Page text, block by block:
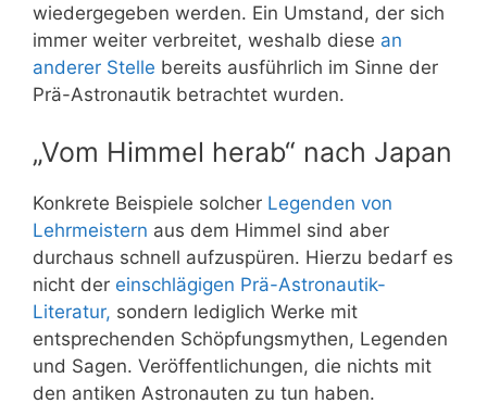
wiedergegeben werden. Ein Umstand, der sich
immer weiter verbreitet, weshalb diese an
anderer Stelle bereits ausführlich im Sinne der
Prä-Astronautik betrachtet wurden.
„Vom Himmel herab“ nach Japan
Konkrete Beispiele solcher Legenden von
Lehrmeistern aus dem Himmel sind aber
durchaus schnell aufzuspüren. Hierzu bedarf es
nicht der einschlägigen Prä-Astronautik-
Literatur, sondern lediglich Werke mit
entsprechenden Schöpfungsmythen, Legenden
und Sagen. Veröffentlichungen, die nichts mit
den antiken Astronauten zu tun haben.